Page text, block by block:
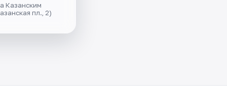
Казанским
пл., 2)